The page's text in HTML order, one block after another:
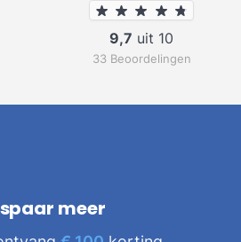
9,7 uit 10
33 Beoordelingen
meer